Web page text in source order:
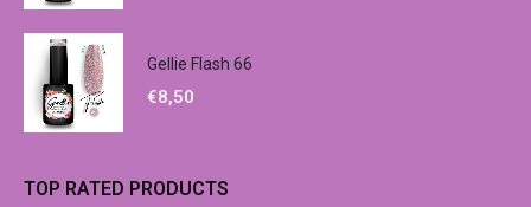
Gellie Flash 66
€8,50
TOP RATED PRODUCTS